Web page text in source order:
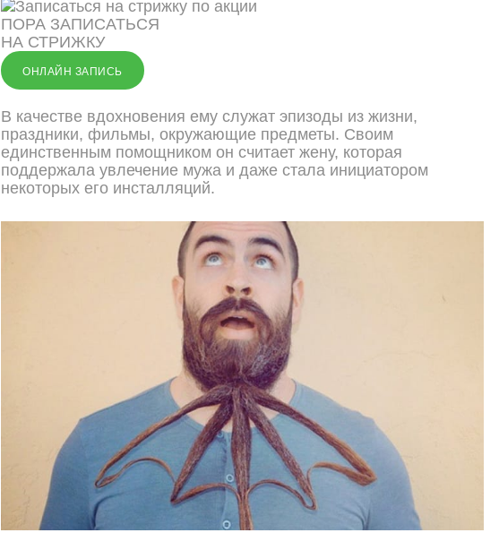
ПОРА ЗАПИСАТЬСЯ
НА СТРИЖКУ
ОНЛАЙН ЗАПИСЬ
В качестве вдохновения ему служат эпизоды из жизни,
праздники, фильмы, окружающие предметы. Своим
единственным помощником он считает жену, которая
поддержала увлечение мужа и даже стала инициатором
некоторых его инсталляций.